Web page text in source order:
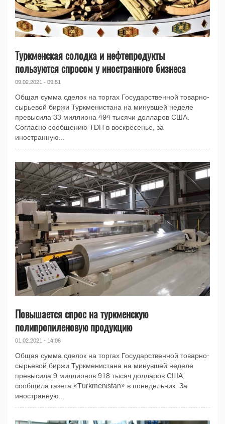
Туркменская солодка и нефтепродукты
пользуются спросом у иностранного бизнеса
09.02.2021 - 09:51
Общая сумма сделок на торгах Государственной товарно-
сырьевой биржи Туркменистана на минувшей неделе
превысила 33 миллиона 494 тысячи долларов США.
Согласно сообщению TDH в воскресенье, за
иностранную...
Повышается спрос на туркменскую
полипропиленовую продукцию
01.02.2021 - 14:06
Общая сумма сделок на торгах Государственной товарно-
сырьевой биржи Туркменистана на минувшей неделе
превысила 9 миллионов 918 тысяч долларов США,
сообщила газета «Türkmenistan» в понедельник. За
иностранную...